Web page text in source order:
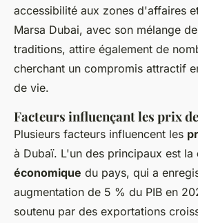
accessibilité aux zones d'affaires
Marsa Dubai, avec son mélange
traditions, attire également de
cherchant un compromis attractif
de vie.
Facteurs influençant les prix
Plusieurs facteurs influencent les
à Dubaï. L'un des principaux est la
économique du pays, qui a
augmentation de 5 % du PIB en
soutenu par des exportations